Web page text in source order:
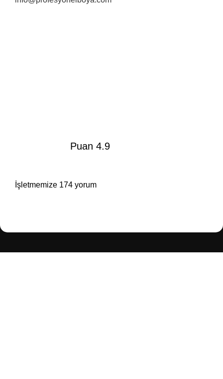
Puan 4.9
İşletmemize 174 yorum